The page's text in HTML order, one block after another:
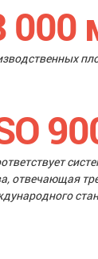
000
отвечающая